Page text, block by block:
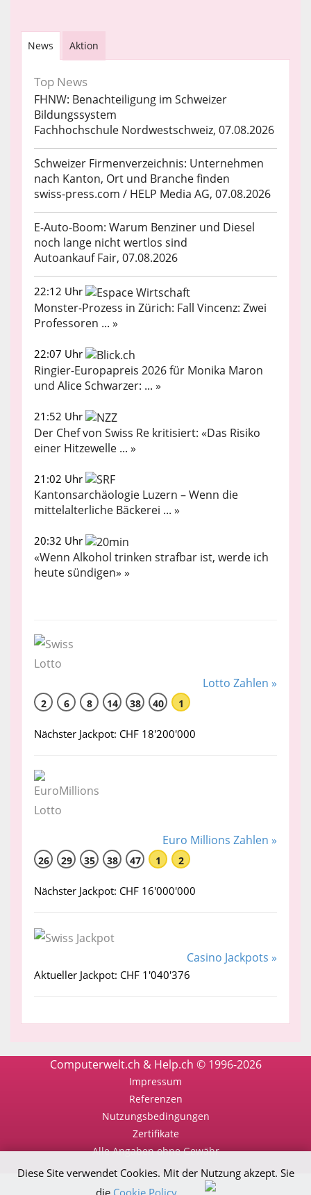
News Aktion
Top News
FHNW: Benachteiligung im Schweizer
Bildungssystem
Fachhochschule Nordwestschweiz, 07.08.2026
Schweizer Firmenverzeichnis: Unternehmen
nach Kanton, Ort und Branche finden
swiss-press.com / HELP Media AG, 07.08.2026
E-Auto-Boom: Warum Benziner und Diesel
noch lange nicht wertlos sind
Autoankauf Fair, 07.08.2026
22:12 Uhr
Monster-Prozess in Zürich: Fall Vincenz: Zwei
Professoren ... »
22:07 Uhr
Ringier-Europapreis 2026 für Monika Maron
und Alice Schwarzer: ... »
21:52 Uhr
Der Chef von Swiss Re kritisiert: «Das Risiko
einer Hitzewelle ... »
21:02 Uhr
Kantonsarchäologie Luzern – Wenn die
mittelalterliche Bäckerei ... »
20:32 Uhr
«Wenn Alkohol trinken strafbar ist, werde ich
heute sündigen» »
Lotto Zahlen »
2 6 8 14 38 40 1
Nächster Jackpot: CHF 18'200'000
Euro Millions Zahlen »
26 29 35 38 47 1 2
Nächster Jackpot: CHF 16'000'000
Casino Jackpots »
Aktueller Jackpot: CHF 1'040'376
Computerwelt.ch & Help.ch © 1996-2026
Impressum
Referenzen
Nutzungsbedingungen
Zertifikate
Alle Angaben ohne Gewähr
Diese Site verwendet Cookies. Mit der Nutzung akzept. Sie